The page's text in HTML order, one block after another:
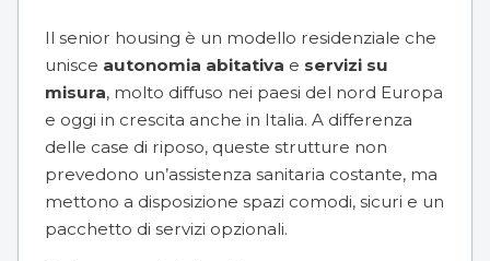
Il senior housing è un modello residenziale che
unisce autonomia abitativa e servizi su
misura, molto diffuso nei paesi del nord Europa
e oggi in crescita anche in Italia. A differenza
delle case di riposo, queste strutture non
prevedono un’assistenza sanitaria costante, ma
mettono a disposizione spazi comodi, sicuri e un
pacchetto di servizi opzionali.